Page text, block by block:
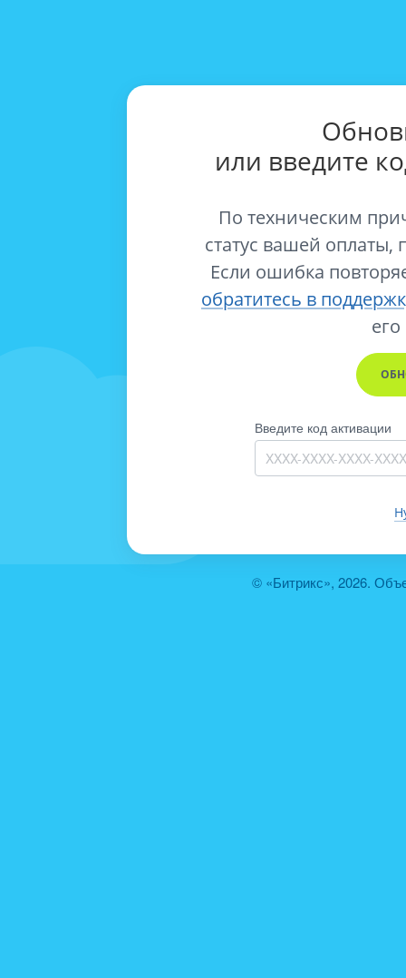
© «Битрикс», 2026.
или введите
По техническим
статус вашей оплаты,
Если ошибка
обратитесь в
его
Введите код активации